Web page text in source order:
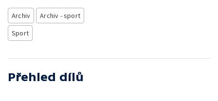
Archiv
Archiv - sport
Sport
Přehled dílů